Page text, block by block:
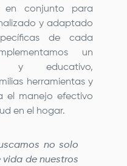
conjunto para
y adaptado
de cada
un
y educativo,
herramientas y
el manejo efectivo
en el hogar.
no solo
de nuestros